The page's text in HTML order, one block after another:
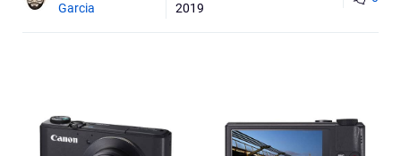
Garcia
2019